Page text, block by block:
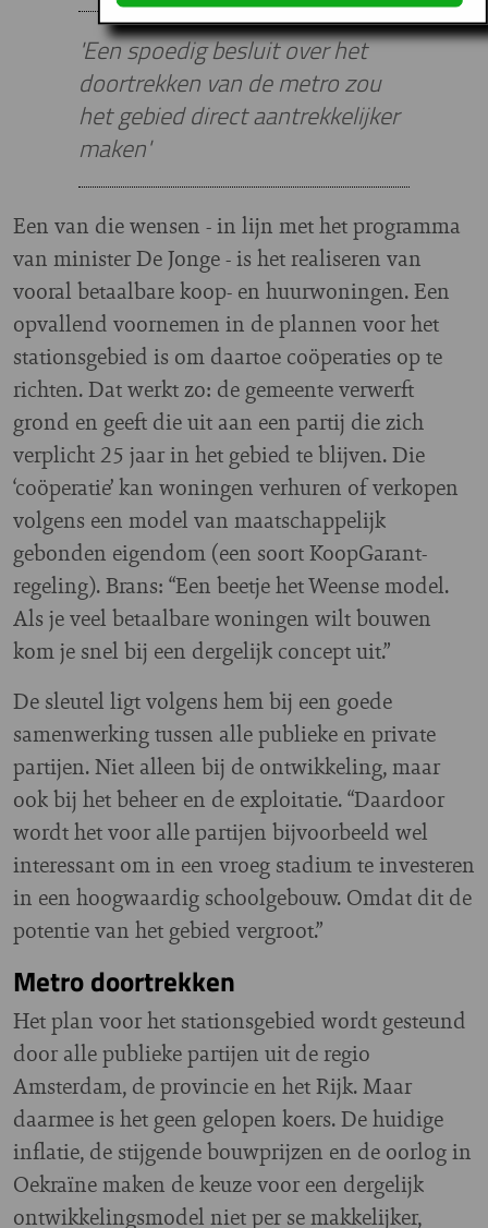
'Een spoedig besluit over het
doortrekken van de metro zou
het gebied direct aantrekkelijker
maken'
Een van die wensen - in lijn met het programma
van minister De Jonge - is het realiseren van
vooral betaalbare koop- en huurwoningen. Een
opvallend voornemen in de plannen voor het
stationsgebied is om daartoe coöperaties op te
richten. Dat werkt zo: de gemeente verwerft
grond en geeft die uit aan een partij die zich
verplicht 25 jaar in het gebied te blijven. Die
‘coöperatie’ kan woningen verhuren of verkopen
volgens een model van maatschappelijk
gebonden eigendom (een soort KoopGarant-
regeling). Brans: “Een beetje het Weense model.
Als je veel betaalbare woningen wilt bouwen
kom je snel bij een dergelijk concept uit.”
De sleutel ligt volgens hem bij een goede
samenwerking tussen alle publieke en private
partijen. Niet alleen bij de ontwikkeling, maar
ook bij het beheer en de exploitatie. “Daardoor
wordt het voor alle partijen bijvoorbeeld wel
interessant om in een vroeg stadium te investeren
in een hoogwaardig schoolgebouw. Omdat dit de
potentie van het gebied vergroot.”
Metro doortrekken
Het plan voor het stationsgebied wordt gesteund
door alle publieke partijen uit de regio
Amsterdam, de provincie en het Rijk. Maar
daarmee is het geen gelopen koers. De huidige
inflatie, de stijgende bouwprijzen en de oorlog in
Oekraïne maken de keuze voor een dergelijk
ontwikkelingsmodel niet per se makkelijker,